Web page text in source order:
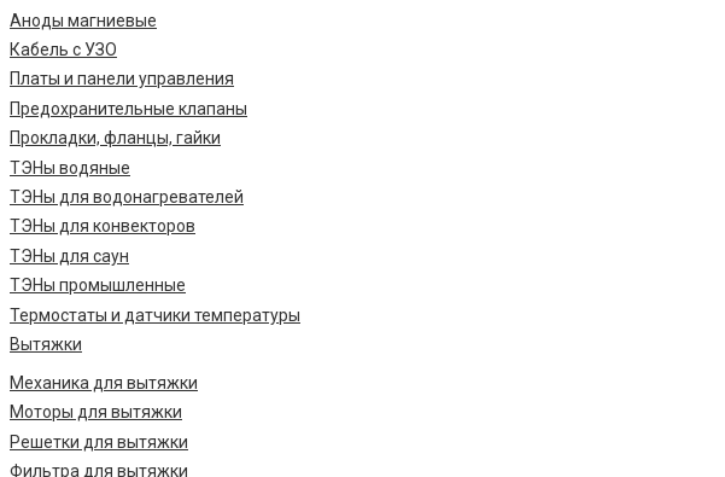
Аноды магниевые
Кабель с УЗО
Платы и панели управления
Предохранительные клапаны
Прокладки, фланцы, гайки
ТЭНы водяные
ТЭНы для водонагревателей
ТЭНы для конвекторов
ТЭНы для саун
ТЭНы промышленные
Термостаты и датчики температуры
Вытяжки
Механика для вытяжки
Моторы для вытяжки
Решетки для вытяжки
Фильтра для вытяжки